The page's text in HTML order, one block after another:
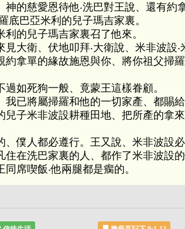
的慈愛恩待他‧洗巴對王說、還有約
底巴亞米利的兒子瑪吉家裏。
的兒子瑪吉家裏召了他來。
大衛、伏地叩拜‧大衛說、米非波設‧
約拿單的緣故施恩與你、將你祖父掃
如死狗一般、竟蒙王這樣眷顧。
已將屬掃羅和他的一切家產、都賜
子米非波設耕種田地、把所產的拿
僕人都必遵行。王又說、米非波設
在洗巴家裏的人、都作了米非波設的
席喫飯‧他兩腿都是瘸的。